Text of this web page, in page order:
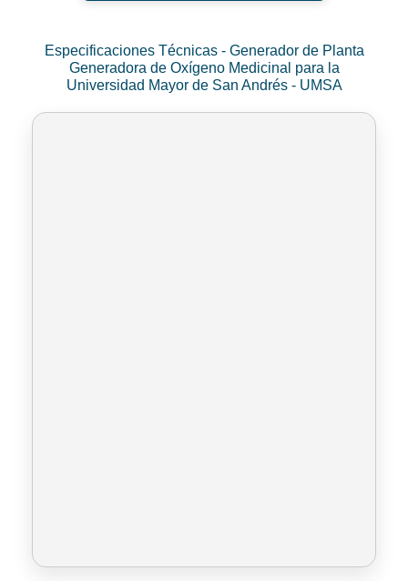
Especificaciones Técnicas - Generador de Planta
Generadora de Oxígeno Medicinal para la
Universidad Mayor de San Andrés - UMSA